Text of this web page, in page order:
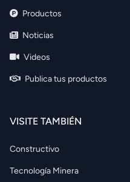
Productos
Noticias
Videos
Publica tus productos
VISITE TAMBIÉN
Constructivo
Tecnología Minera